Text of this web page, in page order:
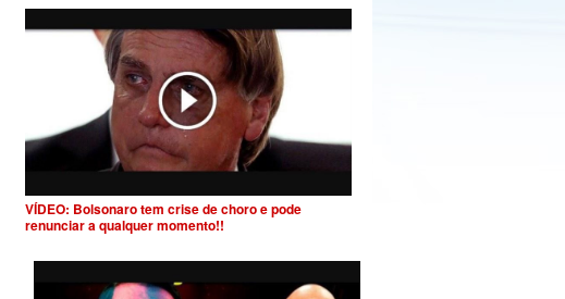
VÍDEO: Bolsonaro tem crise de choro e pode
renunciar a qualquer momento!!